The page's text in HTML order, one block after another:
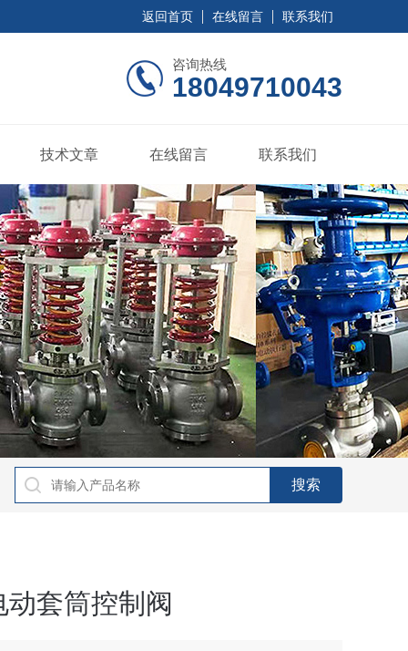
返回首页 在线留言 联系我们
咨询热线
18049710043
技术文章 在线留言 联系我们
套筒控制阀